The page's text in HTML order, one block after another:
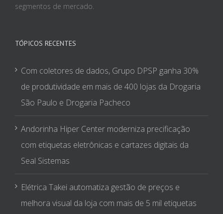
segmentos de mercado.
TÓPICOS RECENTES
Com coletores de dados, Grupo DPSP ganha 30%
de produtividade em mais de 400 lojas da Drogaria
São Paulo e Drogaria Pacheco
Andorinha Hiper Center moderniza precificação
com etiquetas eletrônicas e cartazes digitais da
Seal Sistemas
Elétrica Takei automatiza gestão de preços e
melhora visual da loja com mais de 5 mil etiquetas